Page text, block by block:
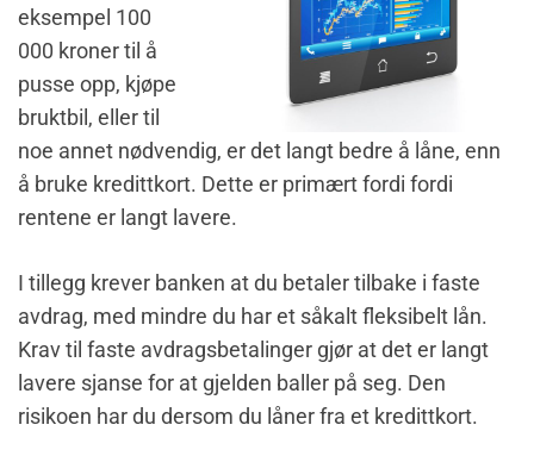
eksempel 100
000 kroner til å
pusse opp, kjøpe
bruktbil, eller til
noe annet nødvendig, er det langt bedre å låne, enn
å bruke kredittkort. Dette er primært fordi fordi
rentene er langt lavere.
I tillegg krever banken at du betaler tilbake i faste
avdrag, med mindre du har et såkalt fleksibelt lån.
Krav til faste avdragsbetalinger gjør at det er langt
lavere sjanse for at gjelden baller på seg. Den
risikoen har du dersom du låner fra et kredittkort.